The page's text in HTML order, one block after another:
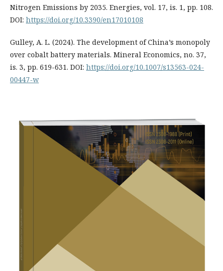
Nitrogen Emissions by 2035. Energies, vol. 17, is. 1, pp. 108.
DOI: https://doi.org/10.3390/en17010108
Gulley, A. L. (2024). The development of China’s monopoly
over cobalt battery materials. Mineral Economics, no. 37,
is. 3, pp. 619-631. DOI: https://doi.org/10.1007/s13563-024-
00447-w